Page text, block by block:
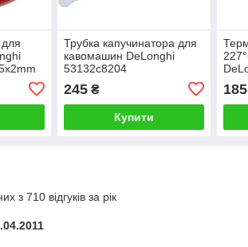
Трубка капучинатора для
кавомашин DeLonghi
53132c8204
245₴
Купити
185
з 710 відгуків за рік